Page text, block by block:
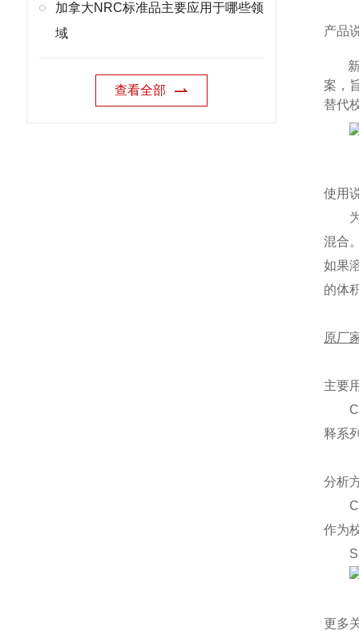
加拿大NRC标准品主要应用于哪些领
域
查看全部
产品
案，
替代
使用
混合
如果
的体
原厂
主要
释系
分析
作为
更多